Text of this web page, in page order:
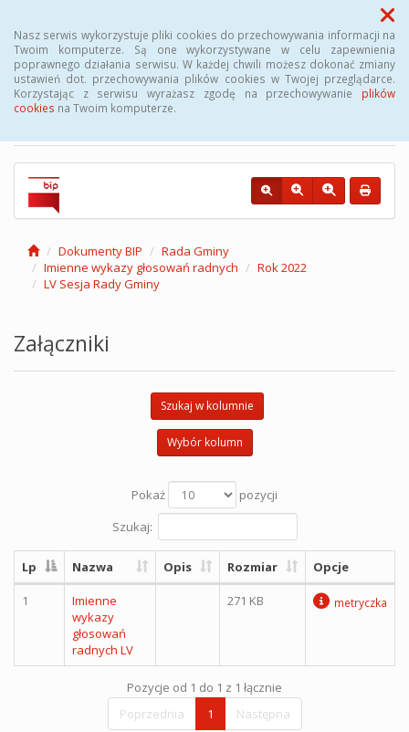
Nasz serwis wykorzystuje pliki cookies do przechowywania informacji na
Twoim komputerze. Są one wykorzystywane w celu zapewnienia
poprawnego działania serwisu. W każdej chwili możesz dokonać zmiany
ustawień dot. przechowywania plików cookies w Twojej przeglądarce.
Korzystając z serwisu wyrażasz zgodę na przechowywanie plików
cookies na Twoim komputerze.
Menu
Biuletyn Informacji
Publicznej Gminy Kęsowo
Dokumenty BIP
Rada Gminy
Imienne wykazy głosowań radnych
Rok 2022
LV Sesja Rady Gminy
Załączniki
Szukaj w kolumnie
Wybór kolumn
Pokaż
pozycji
Szukaj:
Lp Nazwa Opis Rozmiar Opcje
1
Imienne
wykazy
głosowań
radnych LV
271 KB metryczka
Pozycje od 1 do 1 z 1 łącznie
Poprzednia
1 Następna